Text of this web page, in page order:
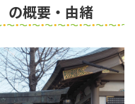
の概要・由緒